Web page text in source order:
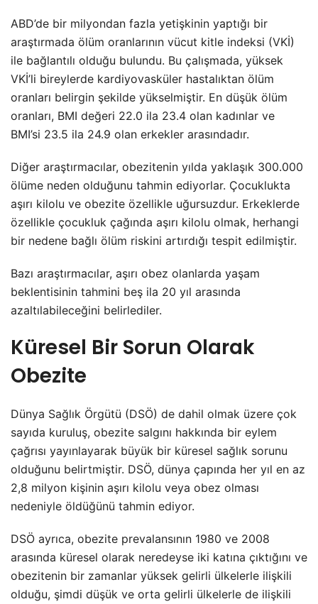
ABD’de bir milyondan fazla yetişkinin yaptığı bir
araştırmada ölüm oranlarının vücut kitle indeksi (VKİ)
ile bağlantılı olduğu bulundu. Bu çalışmada, yüksek
VKİ’li bireylerde kardiyovasküler hastalıktan ölüm
oranları belirgin şekilde yükselmiştir. En düşük ölüm
oranları, BMI değeri 22.0 ila 23.4 olan kadınlar ve
BMI’si 23.5 ila 24.9 olan erkekler arasındadır.
Diğer araştırmacılar, obezitenin yılda yaklaşık 300.000
ölüme neden olduğunu tahmin ediyorlar. Çocuklukta
aşırı kilolu ve obezite özellikle uğursuzdur. Erkeklerde
özellikle çocukluk çağında aşırı kilolu olmak, herhangi
bir nedene bağlı ölüm riskini artırdığı tespit edilmiştir.
Bazı araştırmacılar, aşırı obez olanlarda yaşam
beklentisinin tahmini beş ila 20 yıl arasında
azaltılabileceğini belirlediler.
Küresel Bir Sorun Olarak
Obezite
Dünya Sağlık Örgütü (DSÖ) de dahil olmak üzere çok
sayıda kuruluş, obezite salgını hakkında bir eylem
çağrısı yayınlayarak büyük bir küresel sağlık sorunu
olduğunu belirtmiştir. DSÖ, dünya çapında her yıl en az
2,8 milyon kişinin aşırı kilolu veya obez olması
nedeniyle öldüğünü tahmin ediyor.
DSÖ ayrıca, obezite prevalansının 1980 ve 2008
arasında küresel olarak neredeyse iki katına çıktığını ve
obezitenin bir zamanlar yüksek gelirli ülkelerle ilişkili
olduğu, şimdi düşük ve orta gelirli ülkelerle de ilişkili